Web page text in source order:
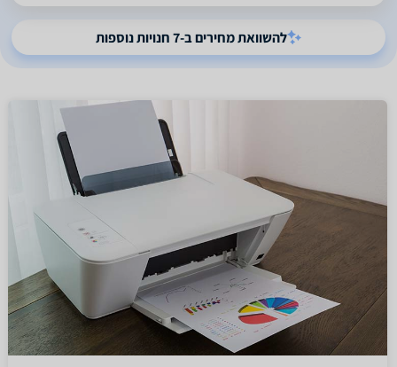
להשוואת מחירים ב-7 חנויות נוספות